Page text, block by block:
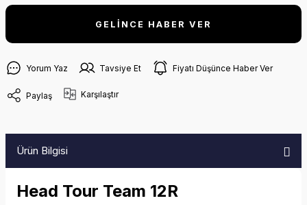
GELİNCE HABER VER
Yorum Yaz Tavsiye Et Fiyatı Düşünce Haber Ver
Paylaş Karşılaştır
Ürün Bilgisi
Head Tour Team 12R